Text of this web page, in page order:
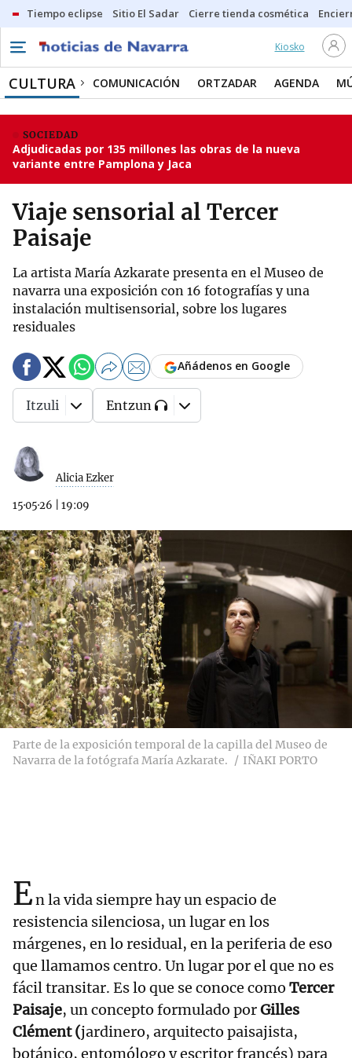
Tiempo eclipse Sitio El Sadar Cierre tienda cosmética
Kiosko
CULTURA COMUNICACIÓN ORTZADAR AGENDA
SOCIEDAD
Adjudicadas por 135 millones las obras de la nueva
variante entre Pamplona y Jaca
Viaje sensorial al Tercer
Paisaje
La artista María Azkarate presenta en el Museo de
navarra una exposición con 16 fotografías y una
instalación multisensorial, sobre los lugares
residuales
Alicia Ezker
15·05·26 19:09
Añádenos en Google
Itzuli Entzun
Parte de la exposición temporal de la capilla del Museo de
Navarra de la fotógrafa María Azkarate.
IÑAKI PORTO
En la vida siempre hay un espacio de
resistencia silenciosa, un lugar en los
márgenes, en lo residual, en la periferia de eso
que llamamos centro. Un lugar por el que no es
fácil transitar. Es lo que se conoce como Tercer
Paisaje, un concepto formulado porGilles
Clément (jardinero, arquitecto paisajista,
botánico, entomólogo y escritor francés) para